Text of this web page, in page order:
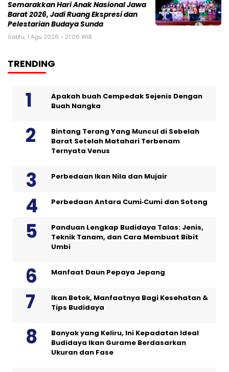
Semarakkan Hari Anak Nasional Jawa
Barat 2026, Jadi Ruang Ekspresi dan
Pelestarian Budaya Sunda
Sabtu, 1 Agu 2026 - 21:06 WIB
TRENDING
Apakah buah Cempedak Sejenis Dengan
Buah Nangka
Bintang Terang Yang Muncul di Sebelah
Barat Setelah Matahari Terbenam
Ternyata Venus
Perbedaan Ikan Nila dan Mujair
Perbedaan Antara Cumi‑Cumi dan Sotong
Panduan Lengkap Budidaya Talas: Jenis,
Teknik Tanam, dan Cara Membuat Bibit
Umbi
Manfaat Daun Pepaya Jepang
Ikan Betok, Manfaatnya Bagi Kesehatan &
Tips Budidaya
Banyak yang Keliru, Ini Kepadatan Ideal
Budidaya Ikan Gurame Berdasarkan
Ukuran dan Fase